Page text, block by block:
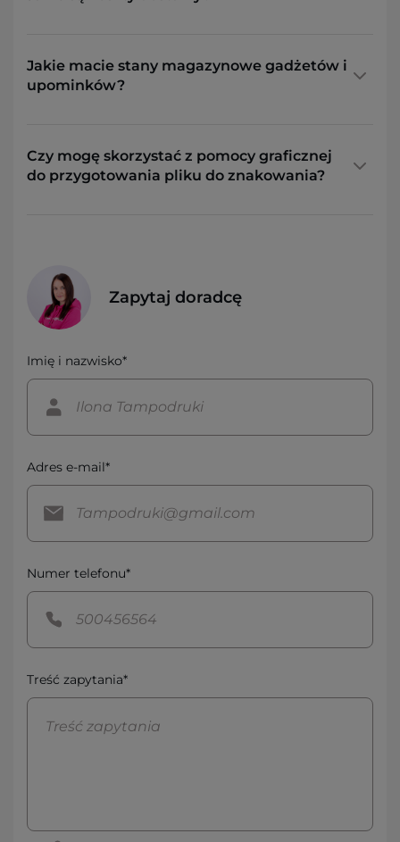
Jakie macie stany magazynowe gadżetów i
upominków?
Czy mogę skorzystać z pomocy graficznej
do przygotowania pliku do znakowania?
Zapytaj doradcę
Imię i nazwisko*
Adres e-mail*
Numer telefonu*
Treść zapytania*